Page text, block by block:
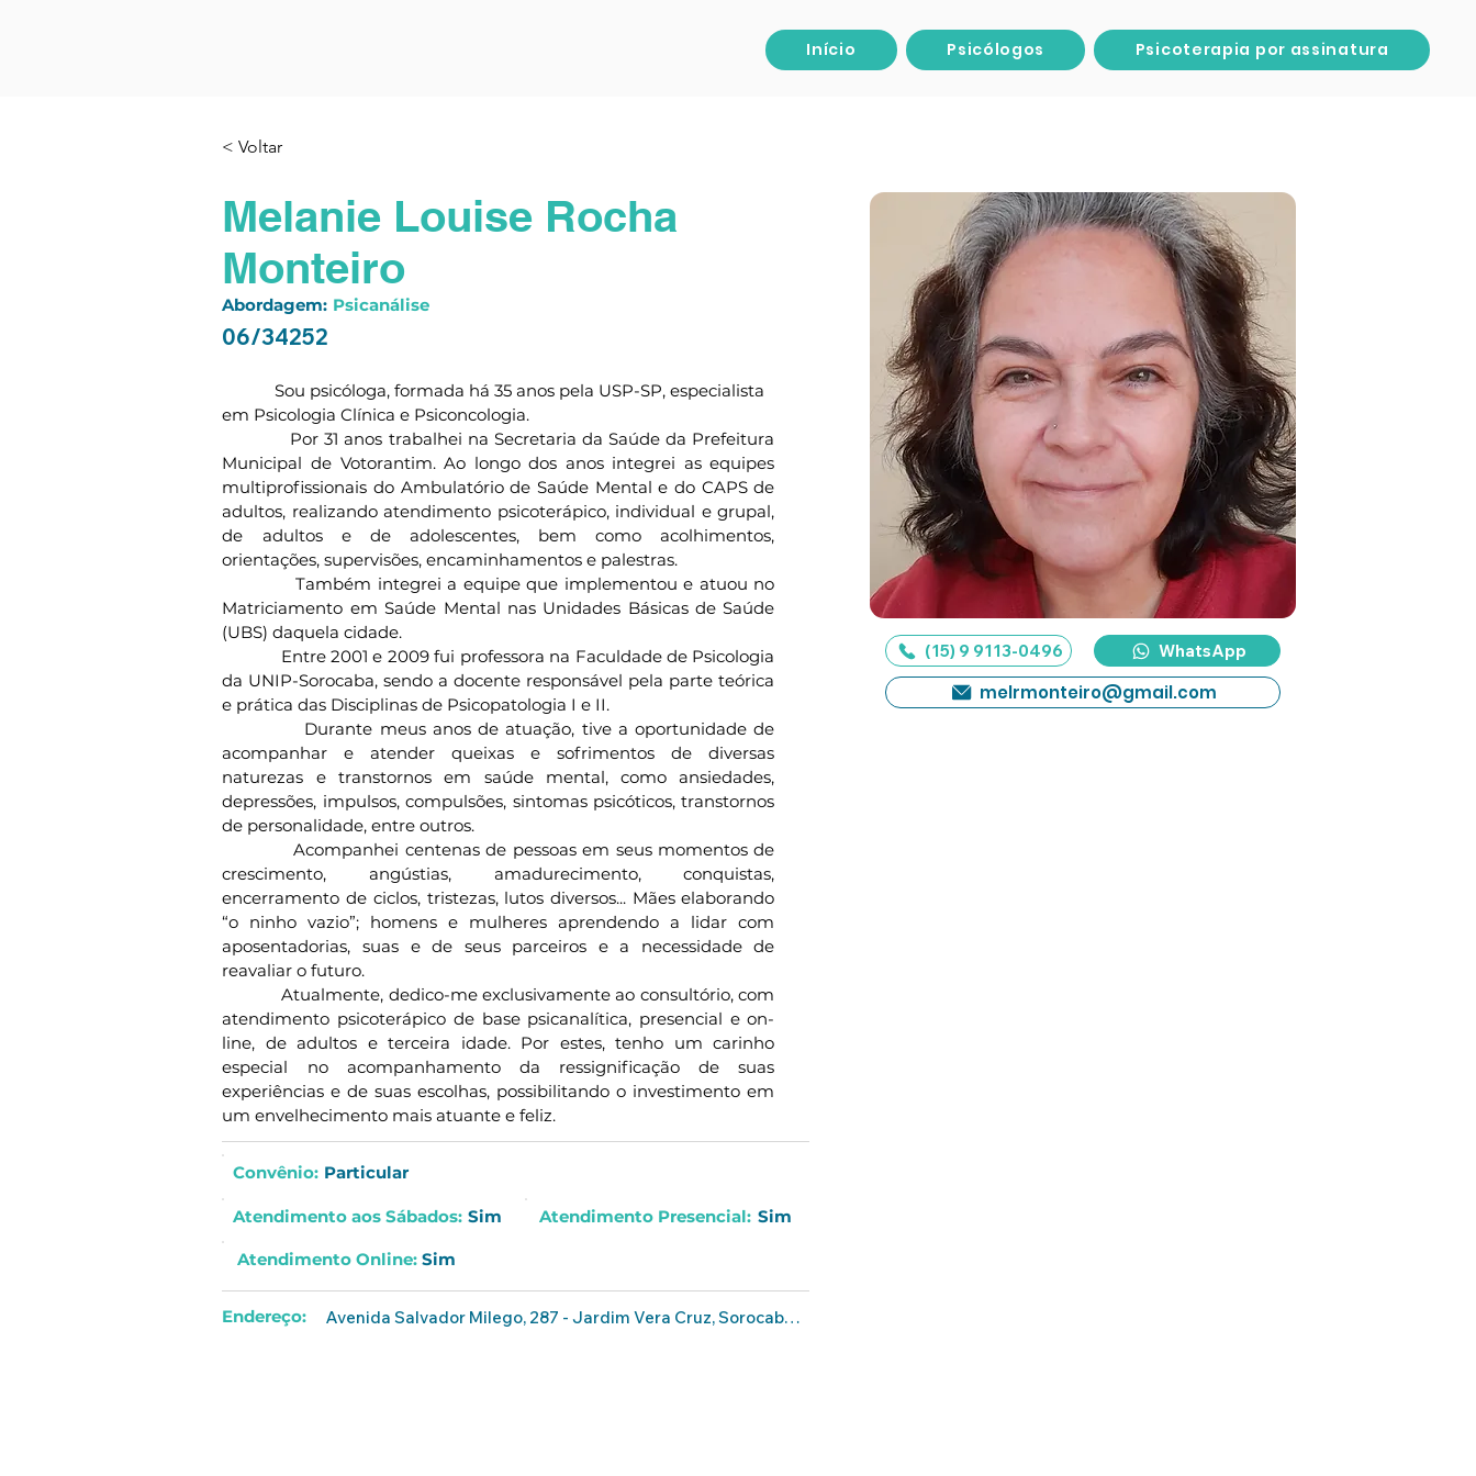
Início Psicólogos Psicoterapia por assinatura
< Voltar
Melanie Louise Rocha
Monteiro
Abordagem: Psicanálise
06/34252
Sou psicóloga, formada há 35 anos pela USP-SP, especialista
em Psicologia Clínica e Psiconcologia.
Por 31 anos trabalhei na Secretaria da Saúde da Prefeitura
Municipal de Votorantim. Ao longo dos anos integrei as equipes
multiprofissionais do Ambulatório de Saúde Mental e do CAPS de
adultos, realizando atendimento psicoterápico, individual e grupal,
de adultos e de adolescentes, bem como acolhimentos,
orientações, supervisões, encaminhamentos e palestras.
Também integrei a equipe que implementou e atuou no
Matriciamento em Saúde Mental nas Unidades Básicas de Saúde
(UBS) daquela cidade.
Entre 2001 e 2009 fui professora na Faculdade de Psicologia
da UNIP-Sorocaba, sendo a docente responsável pela parte teórica
e prática das Disciplinas de Psicopatologia I e II.
Durante meus anos de atuação, tive a oportunidade de
acompanhar e atender queixas e sofrimentos de diversas
naturezas e transtornos em saúde mental, como ansiedades,
depressões, impulsos, compulsões, sintomas psicóticos, transtornos
de personalidade, entre outros.
Acompanhei centenas de pessoas em seus momentos de
crescimento, angústias, amadurecimento, conquistas,
encerramento de ciclos, tristezas, lutos diversos... Mães elaborando
“o ninho vazio”; homens e mulheres aprendendo a lidar com
aposentadorias, suas e de seus parceiros e a necessidade de
reavaliar o futuro.
Atualmente, dedico-me exclusivamente ao consultório, com
atendimento psicoterápico de base psicanalítica, presencial e on-
line, de adultos e terceira idade. Por estes, tenho um carinho
especial no acompanhamento da ressignificação de suas
experiências e de suas escolhas, possibilitando o investimento em
um envelhecimento mais atuante e feliz.
Convênio: Particular
Atendimento aosSábados: Sim Atendimento Presencial: Sim
Atendimento Online: Sim
Endereço: Avenida Salvador Milego, 287 - Jardim Vera Cruz, Sorocaba - São Paulo, Brasil
(15) 9 9113-0496 WhatsApp
melrmonteiro@gmail.com